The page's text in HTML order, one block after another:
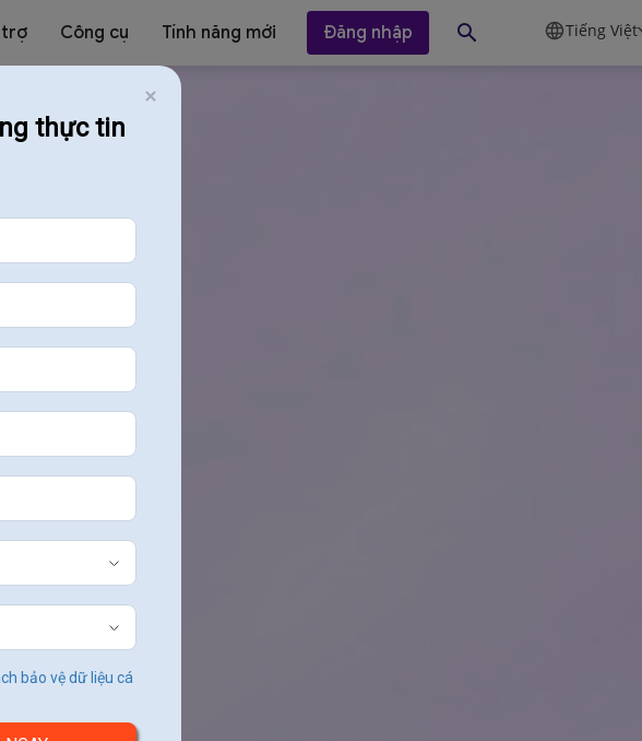
Tiếng Việt
trợ Công cụ Tính năng mới Đăng nhập
thực tin
bảo vệ dữ liệu cá